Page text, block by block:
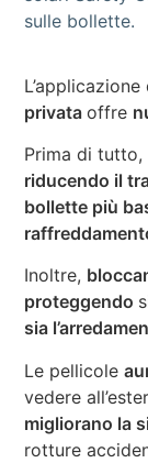
sulle bollette.
L’applicazione
privataoffre
Prima di tutto,
riducendo il
bollette più
Inoltre,
proteggendo
sia
Le pellicole
vedere
migliorano la
rotture